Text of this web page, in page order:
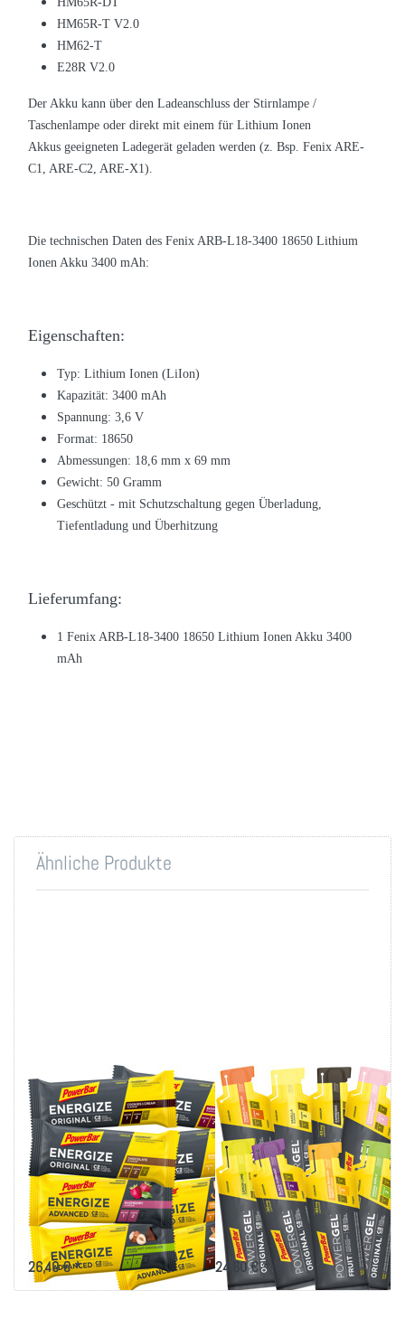
HM65R-T V2.0
HM62-T
E28R V2.0
Der Akku kann über den Ladeanschluss der Stirnlampe /
Taschenlampe oder direkt mit einem für Lithium Ionen
Akkus geeigneten Ladegerät geladen werden (z. Bsp. Fenix ARE-
C1, ARE-C2, ARE-X1).
Die technischen Daten des Fenix ARB-L18-3400 18650 Lithium
Ionen Akku 3400 mAh:
Eigenschaften:
Typ: Lithium Ionen (LiIon)
Kapazität: 3400 mAh
Spannung: 3,6 V
Format: 18650
Abmessungen: 18,6 mm x 69 mm
Gewicht: 50 Gramm
Geschützt - mit Schutzschaltung gegen Überladung,
Tiefentladung und Überhitzung
Lieferumfang:
1 Fenix ARB-L18-3400 18650 Lithium Ionen Akku 3400
mAh
Ähnliche Produkte
POWERBAR
12x PowerBar
Energize - MIX
(Original &
Advanced) - selbst
zusammenstellen
12 Energie-Riegel (Original &
Advanced) selbst aussuchen
26,40 € *
POWERBAR
12x PowerBar
Powergel - MIX
(Original & Fruit) -
selbst
zusammenstellen
12 Energie-Gel (Original & Fruit)
selbst aussuchen
24,60 € *